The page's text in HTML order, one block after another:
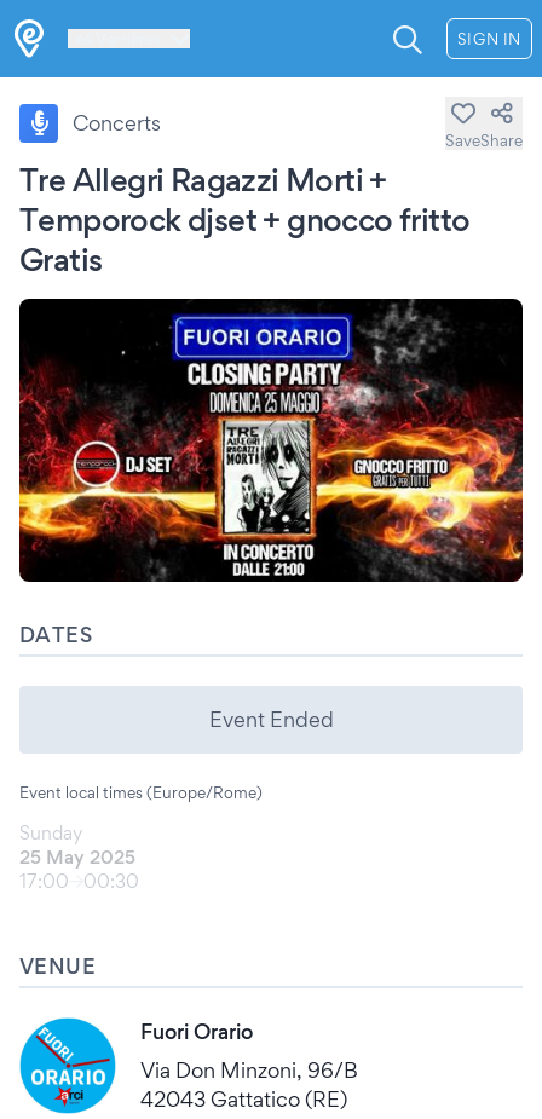
SIGN IN
Tre Allegri Ragazzi Morti +
Temporock djset + gnocco fritto
Gratis
Concerts
SaveShare
DATES
Event Ended
Event local times (Europe/Rome)
Sunday
25 May 2025
17:00
00:30
VENUE
Fuori Orario
Via Don Minzoni, 96/B
42043 Gattatico (RE)